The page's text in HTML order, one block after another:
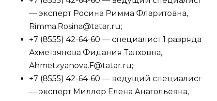
— эксперт Росина Римма Фларитовна,
Rimma.Rosina@tatar.ru;
+7 (8555) 42-64-60 — специалист 1 разряда
Ахметзянова Фидания Талховна,
Ahmetzyanova.F@tatar.ru;
+7 (8555) 42-64-60 — ведущий специалист
— эксперт Миллер Елена Анатольевна,